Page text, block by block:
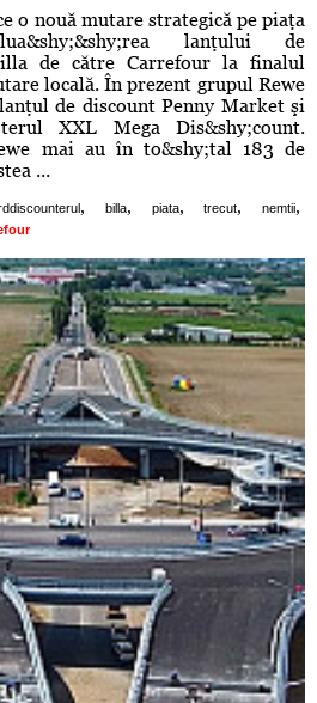
o nouă mutare strategică pe piaţa
lanţului de
de către Carrefour la finalul
locală. În prezent grupul Rewe
de discount Penny Market şi
XXL Mega Dis&shy;count.
mai au în to&shy;tal 183 de
...
, billa, piata, trecut, nemtii,